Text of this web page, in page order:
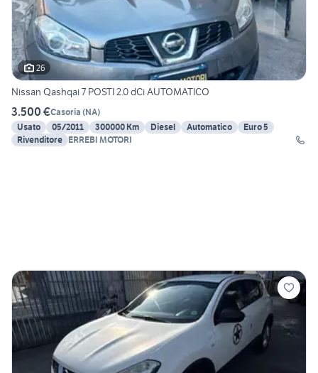
26
Nissan Qashqai 7 POSTI 2.0 dCi AUTOMATICO
3.500 €Casoria (NA)
Usato
05/2011 300000 Km Diesel Automatico
Euro 5
Rivenditore ERREBI MOTORI